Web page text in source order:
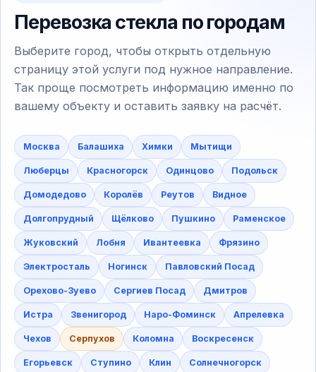
Перевозка стекла по городам
Выберите город, чтобы открыть отдельную
страницу этой услуги под нужное направление.
Так проще посмотреть информацию именно по
вашему объекту и оставить заявку на расчёт.
Москва Балашиха Химки Мытищи
Люберцы Красногорск Одинцово Подольск
Домодедово Королёв Реутов Видное
Долгопрудный Щёлково Пушкино Раменское
Жуковский Лобня Ивантеевка Фрязино
Электросталь Ногинск Павловский Посад
Орехово-Зуево Сергиев Посад Дмитров
Истра Звенигород Наро-Фоминск Апрелевка
Чехов Серпухов Коломна Воскресенск
Егорьевск Ступино Клин Солнечногорск